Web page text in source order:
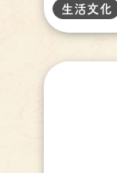
生活文化